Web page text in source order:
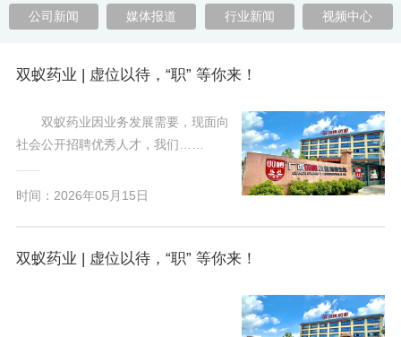
公司新闻 媒体报道 行业新闻 视频中心
双蚁药业 | 虚位以待，“职” 等你来！
双蚁药业因业务发展需要，现面向
社会公开招聘优秀人才，我们……
时间：2026年05月15日
双蚁药业 | 虚位以待，“职” 等你来！